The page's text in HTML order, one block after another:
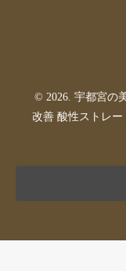
© 2026. 宇都宮の
改善 酸性ストレ